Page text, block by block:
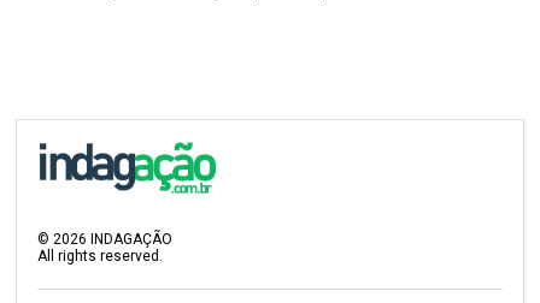
©2026 INDAGAÇÃO
All rights reserved.